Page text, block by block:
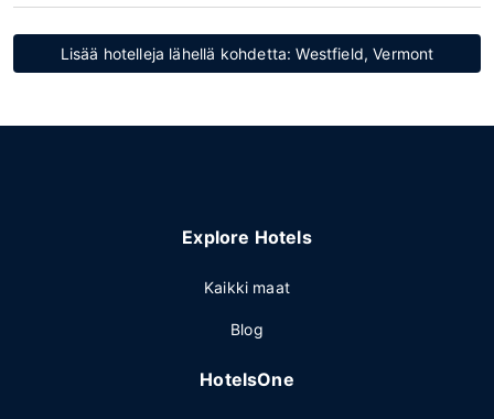
Lisää hotelleja lähellä kohdetta: Westfield, Vermont
Explore Hotels
Kaikki maat
Blog
HotelsOne